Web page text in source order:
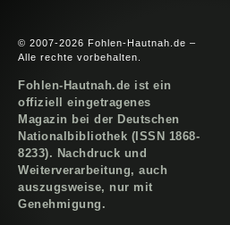
© 2007-2026 Fohlen-Hautnah.de –
Alle rechte vorbehalten.
Fohlen-Hautnah.de ist ein
offiziell eingetragenes
Magazin bei der Deutschen
Nationalbibliothek (ISSN 1868-
8233). Nachdruck und
Weiterverarbeitung, auch
auszugsweise, nur mit
Genehmigung.